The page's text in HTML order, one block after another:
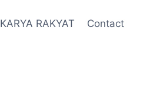
KARYA RAKYAT Contact